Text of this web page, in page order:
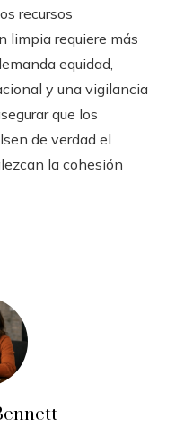
recursos
limpia requiere más
equidad,
y una vigilancia
que los
de verdad el
la cohesión